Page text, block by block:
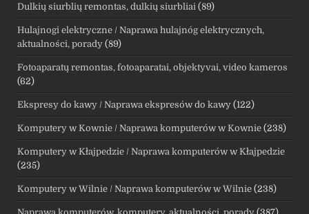
Dulkių siurblių remontas, dulkių siurbliai (89)
Hulajnogi elektryczne / Naprawa hulajnóg elektrycznych,
aktualności, porady (89)
Fotoaparatų remontas, fotoaparatai, objektyvai, video kameros
(62)
Ekspresy do kawy / Naprawa ekspresów do kawy (122)
Komputery w Kownie / Naprawa komputerów w Kownie (238)
Komputery w Kłajpedzie / Naprawa komputerów w Kłajpedzie
(235)
Komputery w Wilnie / Naprawa komputerów w Wilnie (238)